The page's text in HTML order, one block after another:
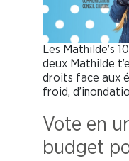
Les Mathilde’s
deux Mathilde
droits face aux
froid,
Vote en
budget